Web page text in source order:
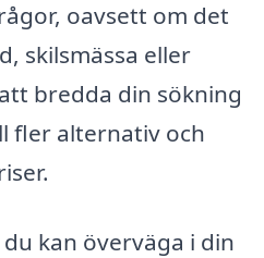
oavsett om det
skilsmässa eller
bredda din sökning
fler alternativ och
kan överväga i din